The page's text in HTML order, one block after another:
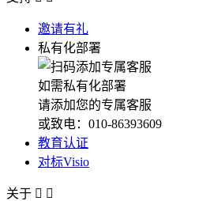
邀请有礼
私有化部署
如需私有化部署
请添加您的专属客服
或致电：010-86393609
教育认证
对标Visio
关于  